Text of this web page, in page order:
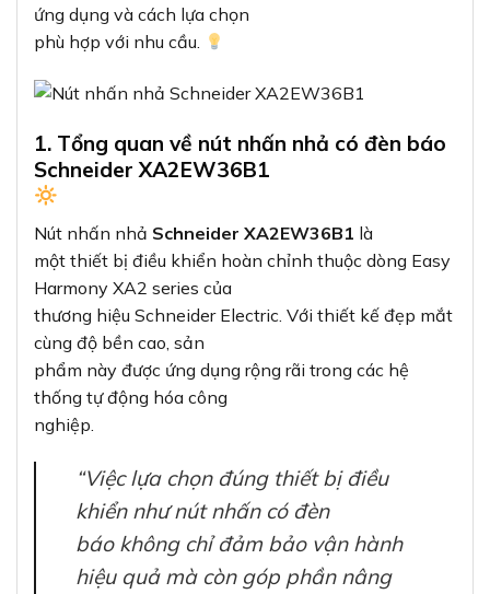
ứng dụng và cách lựa chọn
phù hợp với nhu cầu.
1. Tổng quan về nút nhấn nhả có đèn báo
Schneider XA2EW36B1
Nút nhấn nhả Schneider XA2EW36B1 là
một thiết bị điều khiển hoàn chỉnh thuộc dòng Easy
Harmony XA2 series của
thương hiệu Schneider Electric. Với thiết kế đẹp mắt
cùng độ bền cao, sản
phẩm này được ứng dụng rộng rãi trong các hệ
thống tự động hóa công
nghiệp.
“Việc lựa chọn đúng thiết bị điều
khiển như nút nhấn có đèn
báo không chỉ đảm bảo vận hành
hiệu quả mà còn góp phần nâng